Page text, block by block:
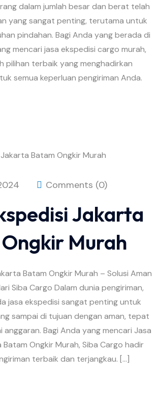
dalam jumlah besar dan berat telah
yang sangat penting, terutama untuk
pindahan. Bagi Anda yang berada di
mencari jasa ekspedisi cargo murah,
pilihan terbaik yang menghadirkan
semua keperluan pengiriman Anda.
Comments (0)
Jakarta
Murah
Batam Ongkir Murah – Solusi Aman
Siba Cargo Dalam dunia pengiriman,
jasa ekspedisi sangat penting untuk
sampai di tujuan dengan aman, tepat
anggaran. Bagi Anda yang mencari Jasa
Ongkir Murah, Siba Cargo hadir
terbaik dan terjangkau. […]